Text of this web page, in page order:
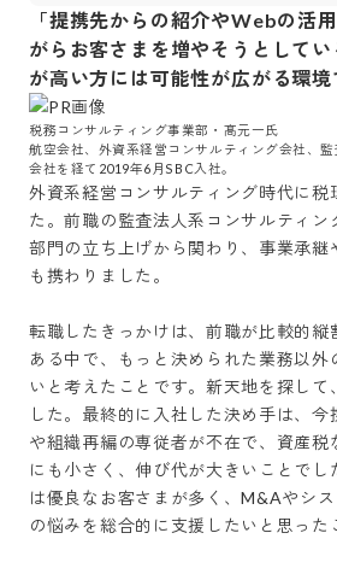
「提携先からの紹介やWebの活
がらお客さまを増やそうとして
が高い方には可能性が広がる環境
税務コンサルティング事業部・髙元一氏
航空会社、外資系経営コンサルティング会社、
会社を経て2019年6月SBC入社。
外資系経営コンサルティング時代に税
た。前職の監査法人系コンサルティン
部門の立ち上げから関わり、事業承継
も携わりました。
転職したきっかけは、前職が比較的縦
ある中で、もっと決められた業務以外
いと考えたことです。新天地を探して
した。最終的に入社した決め手は、
や組織再編の専従者が不在で、資産税
にも小さく、伸び代が大きいことでし
は優良なお客さまが多く、M&Aやシ
の悩みを総合的に支援したいと思った